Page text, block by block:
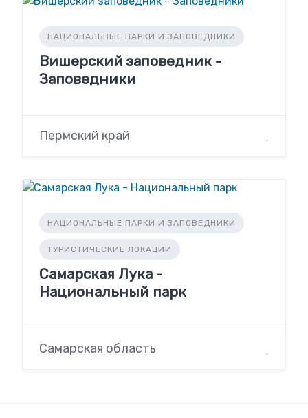
НАЦИОНАЛЬНЫЕ ПАРКИ И ЗАПОВЕДНИКИ
Вишерский заповедник -
Заповедники
Пермский край
НАЦИОНАЛЬНЫЕ ПАРКИ И ЗАПОВЕДНИКИ
ТУРИСТИЧЕСКИЕ ЛОКАЦИИ
Самарская Лука -
Национальный парк
Самарская область